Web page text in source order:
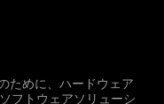
ために、ハードウェア
フトウェアソリューシ